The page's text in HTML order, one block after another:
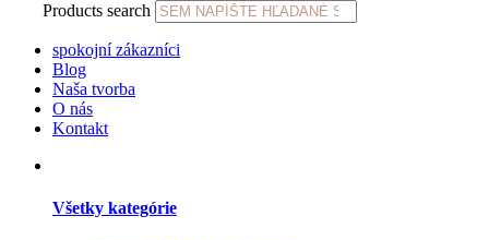
Products search
spokojní zákazníci
Blog
Naša tvorba
O nás
Kontakt
Všetky kategórie